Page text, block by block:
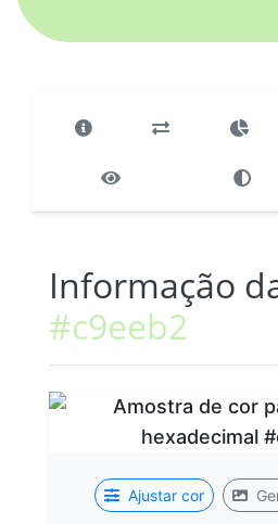
Informação
#c9eeb2
Ajustar cor